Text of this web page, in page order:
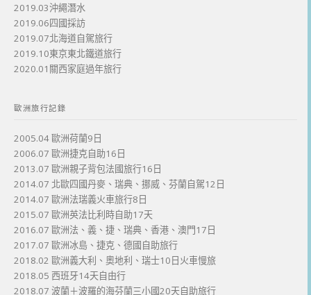
2019.03沖繩潛水
2019.06四國採訪
2019.07北海道自駕旅行
2019.10東京東北鐵道旅行
2020.01關西家庭過年旅行
歐洲旅行記錄
2005.04 歐洲荷蘭9日
2006.07 歐洲捷克自助16日
2013.07 歐洲親子背包法國旅行16日
2014.07 北歐四國丹麥、瑞典、挪威、芬蘭自駕12日
2014.07 歐洲法瑞義火車旅行8日
2015.07 歐洲英法比利時自助17天
2016.07 歐洲法、義、捷、瑞典、香港、澳門17日
2017.07 歐洲冰島、捷克、德國自助旅行
2018.02 歐洲義大利、奧地利、瑞士10日火車慢旅
2018.05 西班牙14天自由行
2018.07 波蘭＋波羅的海芬蘭三小國20天自助旅行